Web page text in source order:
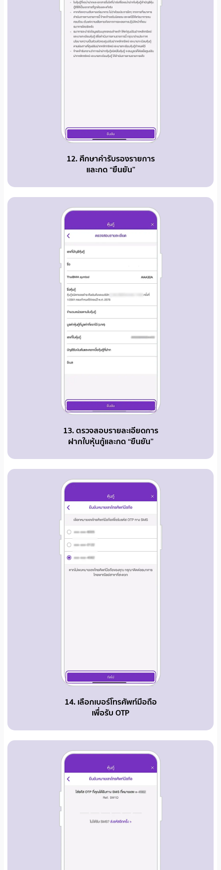
12. ศึกษาคำรับรองรายการ
และกด “ยืนยัน”
13. ตรวจสอบรายละเอียดการ
ฝากใบหุ้นกู้และกด “ยืนยัน”
14. เลือกเบอร์โทรศัพท์มือถือ
เพื่อรับ OTP